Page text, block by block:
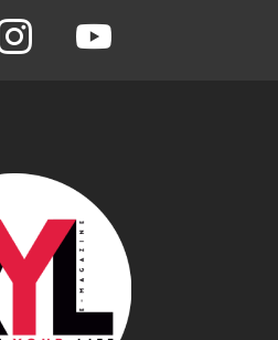
instagram youtube